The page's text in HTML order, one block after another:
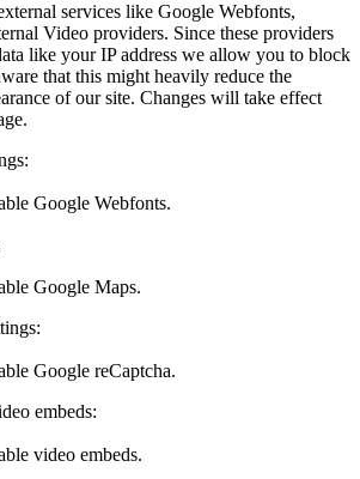
services like Google Webfonts,
Video providers. Since these providers
like your IP address we allow you to block
that this might heavily reduce the
of our site. Changes will take effect
Google Webfonts.
Google Maps.
Google reCaptcha.
embeds:
video embeds.